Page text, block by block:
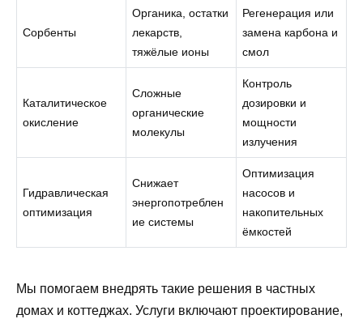
Сорбенты
Органика, остатки
лекарств,
тяжёлые ионы
Регенерация или
замена карбона и
смол
Каталитическое
окисление
Сложные
органические
молекулы
Контроль
дозировки и
мощности
излучения
Гидравлическая
оптимизация
Снижает
энергопотреблен
ие системы
Оптимизация
насосов и
накопительных
ёмкостей
Мы помогаем внедрять такие решения в частных
домах и коттеджах. Услуги включают проектирование,